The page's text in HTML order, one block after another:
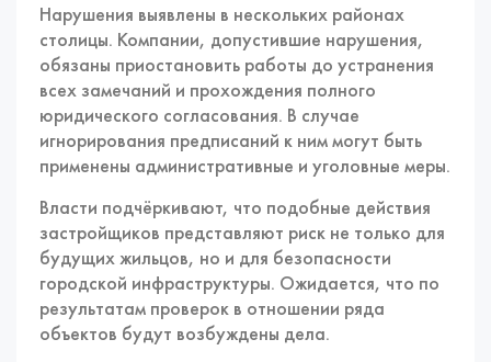
Нарушения выявлены в нескольких районах
столицы. Компании, допустившие нарушения,
обязаны приостановить работы до устранения
всех замечаний и прохождения полного
юридического согласования. В случае
игнорирования предписаний к ним могут быть
применены административные и уголовные меры.
Власти подчёркивают, что подобные действия
застройщиков представляют риск не только для
будущих жильцов, но и для безопасности
городской инфраструктуры. Ожидается, что по
результатам проверок в отношении ряда
объектов будут возбуждены дела.